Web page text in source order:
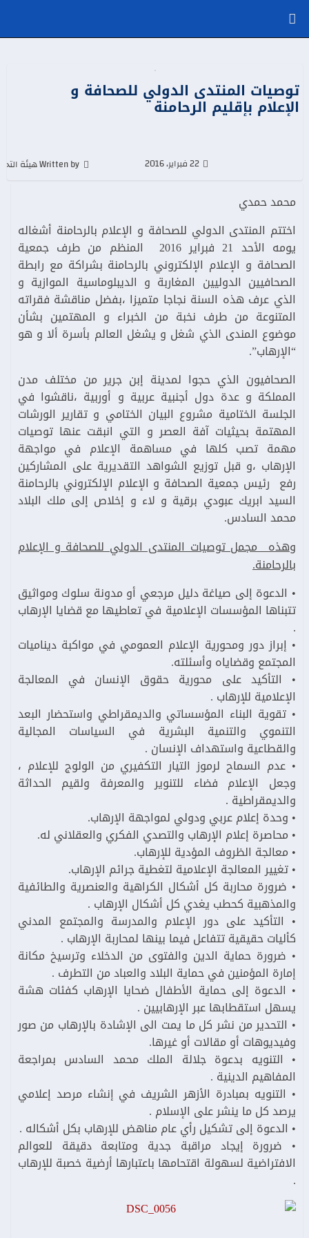
توصيات المنتدى الدولي للصحافة و
الإعلام بإقليم الرحامنة
22 فبراير، 2016
محمد حمدي
اختتم المنتدى الدولي للصحافة و الإعلام بالرحامنة أشغاله
يومه الأحد 21 فبراير 2016 المنظم من طرف جمعية
الصحافة و الإعلام الإلكتروني بالرحامنة بشراكة مع رابطة
الصحافيين الدوليين المغاربة و الديبلوماسية الموازية و
الذي عرف هذه السنة نجاجا متميزا ،بفضل مناقشة فقراته
المتنوعة من طرف نخبة من الخبراء و المهتمين بشأن
موضوع المندى الذي شغل و يشغل العالم بأسرة ألا و هو
“الإرهاب”.
الصحافيون الذي حجوا لمدينة إبن جرير من مختلف مدن
المملكة و عدة دول أجنبية عربية و أوربية ،ناقشوا في
الجلسة الختامية مشروع البيان الختامي و تقارير الورشات
المهتمة بحيثيات آفة العصر و التي انبقت عنها توصيات
مهمة تصب كلها في مساهمة الإعلام في مواجهة
الإرهاب ،و قبل توزيع الشواهد التقديرية على المشاركين
رفع رئيس جمعية الصحافة و الإعلام الإلكتروني بالرحامنة
السيد ابريك عبودي برقية و لاء و إخلاص إلى ملك البلاد
محمد السادس.
وهذه مجمل توصيات المنتدى الدولي للصحافة و الإعلام
بالرحامنة.
• الدعوة إلى صياغة دليل مرجعي أو مدونة سلوك ومواثيق
تتبناها المؤسسات الإعلامية في تعاطيها مع قضايا الإرهاب
.
• إبراز دور ومحورية الإعلام العمومي في مواكبة ديناميات
المجتمع وقضاياه وأسئلته.
• التأكيد على محورية حقوق الإنسان في المعالجة
الإعلامية للإرهاب .
• تقوية البناء المؤسساتي والديمقراطي واستحضار البعد
التنموي والتنمية البشرية في السياسات المجالية
والقطاعية واستهداف الإنسان .
• عدم السماح لرموز التيار التكفيري من الولوج للإعلام ،
وجعل الإعلام فضاء للتنوير والمعرفة ولقيم الحداثة
والديمقراطية .
• وحدة إعلام عربي ودولي لمواجهة الإرهاب.
• محاصرة إعلام الإرهاب والتصدي الفكري والعقلاني له.
• معالجة الظروف المؤدية للإرهاب.
• تغيير المعالجة الإعلامية لتغطية جرائم الإرهاب.
• ضرورة محاربة كل أشكال الكراهية والعنصرية والطائفية
والمذهبية كحطب يغدي كل أشكال الإرهاب .
• التأكيد على دور الإعلام والمدرسة والمجتمع المدني
كأليات حقيقية تتفاعل فيما بينها لمحاربة الإرهاب .
• ضرورة حماية الدين والفتوى من الدخلاء وترسيخ مكانة
إمارة المؤمنين في حماية البلاد والعباد من التطرف .
• الدعوة إلى حماية الأطفال ضحايا الإرهاب كفئات هشة
يسهل استقطابها عبر الإرهابيين .
• التحدير من نشر كل ما يمت الى الإشادة بالإرهاب من صور
وفيديوهات أو مقالات أو غيرها.
• التنويه بدعوة جلالة الملك محمد السادس بمراجعة
المفاهيم الدينية .
• التنويه بمبادرة الأزهر الشريف في إنشاء مرصد إعلامي
يرصد كل ما ينشر على الإسلام .
• الدعوة إلى تشكيل رأي عام مناهض للإرهاب بكل أشكاله .
• ضرورة إيجاد مراقبة جدية ومتابعة دقيقة للعوالم
الافتراضية لسهولة اقتحامها باعتبارها أرضية خصبة للإرهاب
.